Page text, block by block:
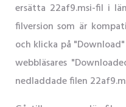
ersätta 22af9.msi-fil i
filversion som är
och klicka på
webbläsares
nedladdade filen